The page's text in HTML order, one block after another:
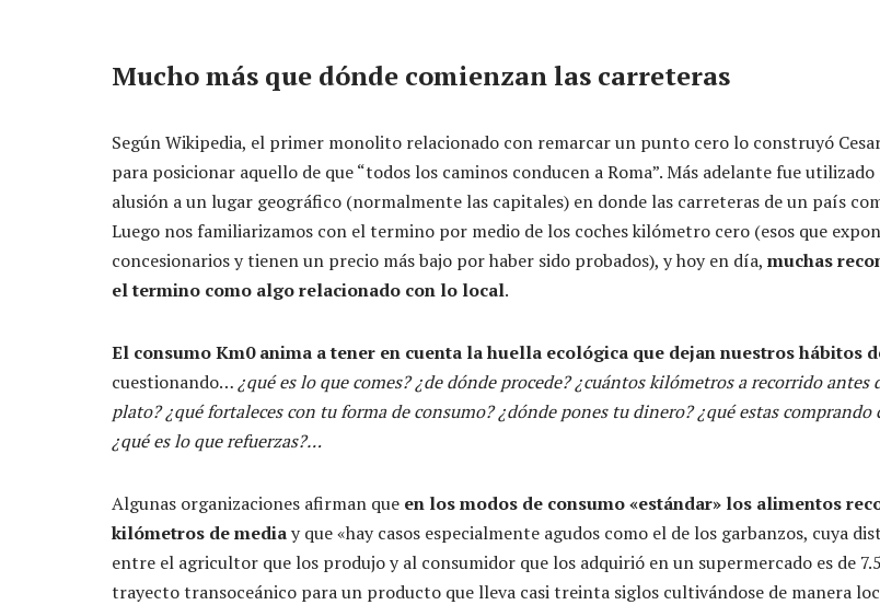
Mucho más que dónde comienzan las carreteras
Según Wikipedia, el primer monolito relacionado con remarcar un punto cero lo construyó
para posicionar aquello de que “todos los caminos conducen a Roma”. Más adelante fue
alusión a un lugar geográfico (normalmente las capitales) en donde las carreteras de un país
Luego nos familiarizamos con el termino por medio de los coches kilómetro cero (esos que
concesionarios y tienen un precio más bajo por haber sido probados), y hoy en día, muchas
el termino como algo relacionado con lo local.
El consumo Km0 anima a tener en cuenta la huella ecológica que dejan nuestros hábitos
cuestionando… ¿qué es lo que comes? ¿de dónde procede? ¿cuántos kilómetros a recorrido antes
plato? ¿qué fortaleces con tu forma de consumo? ¿dónde pones tu dinero? ¿qué estas comprando
¿qué es lo que refuerzas?…
Algunas organizaciones afirman que en los modos de consumo «estándar» los alimentos
kilómetros de mediay que «hay casos especialmente agudos como el de los garbanzos, cuya
entre el agricultor que los produjo y al consumidor que los adquirió en un supermercado es de
trayecto transoceánico para un producto que lleva casi treinta siglos cultivándose de manera